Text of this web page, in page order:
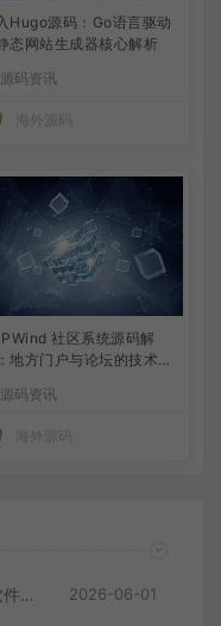
Hugo源码：Go语言驱动
态网站生成器核心解析
源码资讯
海外源码
社区系统源码解
地方门户与论坛的技术实
源码资讯
海外源码
唯美2026新版星域社区开源 社区软件三端APP源码 2026-06-01